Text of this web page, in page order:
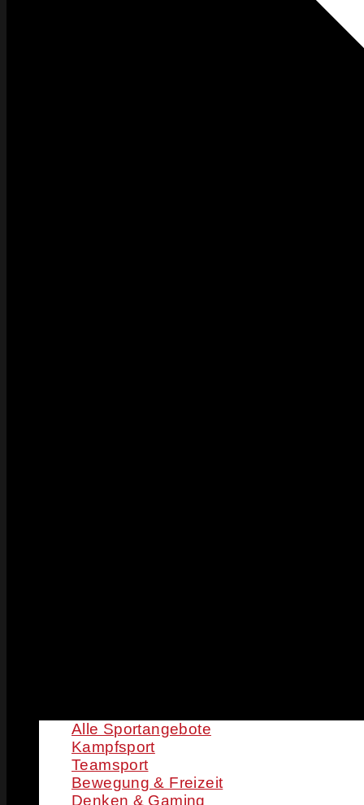
Alle Sportangebote
Kampfsport
Teamsport
Bewegung & Freizeit
Denken & Gaming